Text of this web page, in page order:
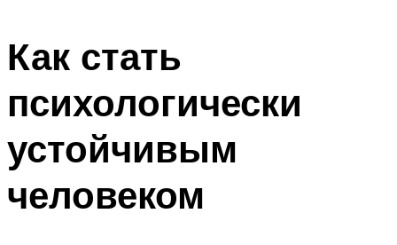
Как стать
психологически
устойчивым
человеком